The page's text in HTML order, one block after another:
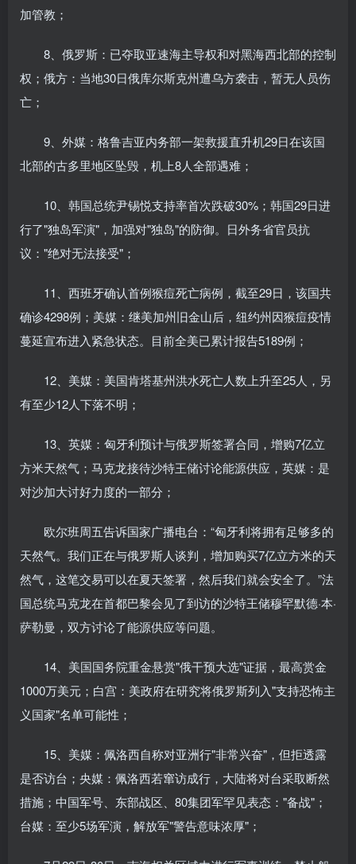
加管教；
8、俄罗斯：已夺取亚速海主导权和对黑海西北部的控制
权；俄方：当地30日俄库尔斯克州遭乌方袭击，暂无人员伤
亡；
9、外媒：格鲁吉亚内务部一架救援直升机29日在该国
北部的古多里地区坠毁，机上8人全部遇难；
10、韩国总统尹锡悦支持率首次跌破30%；韩国29日进
行了"独岛军演"，加强对"独岛"的防御。日外务省官员抗
议："绝对无法接受"；
11、西班牙确认首例猴痘死亡病例，截至29日，该国共
确诊4298例；美媒：继美加州旧金山后，纽约州因猴痘疫情
蔓延宣布进入紧急状态。目前全美已累计报告5189例；
12、美媒：美国肯塔基州洪水死亡人数上升至25人，另
有至少12人下落不明；
13、英媒：匈牙利预计与俄罗斯签署合同，增购7亿立
方米天然气；马克龙接待沙特王储讨论能源供应，英媒：是
对沙加大讨好力度的一部分；
欧尔班周五告诉国家广播电台：“匈牙利将拥有足够多的
天然气。我们正在与俄罗斯人谈判，增加购买7亿立方米的天
然气，这笔交易可以在夏天签署，然后我们就会安全了。”法
国总统马克龙在首都巴黎会见了到访的沙特王储穆罕默德·本·
萨勒曼，双方讨论了能源供应等问题。
14、美国国务院重金悬赏"俄干预大选"证据，最高赏金
1000万美元；白宫：美政府在研究将俄罗斯列入"支持恐怖主
义国家"名单可能性；
15、美媒：佩洛西自称对亚洲行"非常兴奋"，但拒透露
是否访台；央媒：佩洛西若窜访成行，大陆将对台采取断然
措施；中国军号、东部战区、80集团军罕见表态："备战"；
台媒：至少5场军演，解放军"警告意味浓厚"；